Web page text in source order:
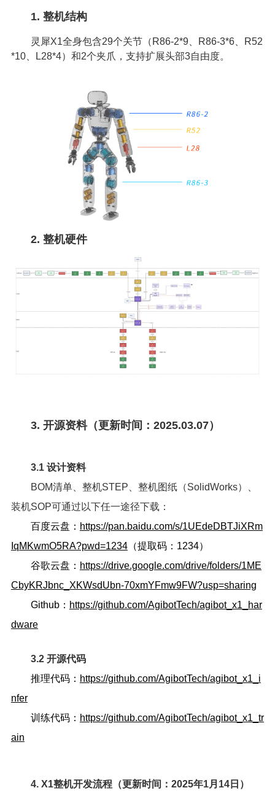
1. 整机结构
灵犀X1全身包含29个关节（R86-2*9、R86-3*6、R52
*10、L28*4）和2个夹爪，支持扩展头部3自由度。
2. 整机硬件
3. 开源资料（更新时间：2025.03.07）
3.1 设计资料
BOM清单、整机STEP、整机图纸（SolidWorks）、
装机SOP可通过以下任一途径下载：
百度云盘： https://pan.baidu.com/s/1UEdeDBTJiXRm
IqMKwmO5RA?pwd=1234（提取码：1234）
谷歌云盘： https://drive.google.com/drive/folders/1ME
CbyKRJbnc_XKWsdUbn-70xmYFmw9FW?usp=sharing
Github： https://github.com/AgibotTech/agibot_x1_har
dware
3.2 开源代码
推理代码： https://github.com/AgibotTech/agibot_x1_i
nfer
训练代码： https://github.com/AgibotTech/agibot_x1_tr
ain
4. X1整机开发流程（更新时间：2025年1月14日）